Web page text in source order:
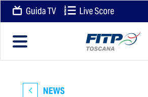
Guida TV Live Score
NEWS